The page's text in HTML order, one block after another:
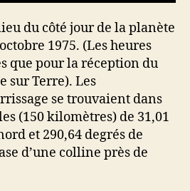
du côté jour de la planète
1975. (Les heures
que pour la réception du
sur Terre). Les
se trouvaient dans
(150 kilomètres) de 31,01
et 290,64 degrés de
d’une colline près de